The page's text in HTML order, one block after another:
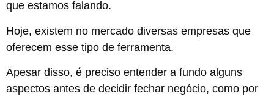
que estamos falando.
Hoje, existem no mercado diversas empresas que
oferecem esse tipo de ferramenta.
Apesar disso, é preciso entender a fundo alguns
aspectos antes de decidir fechar negócio, como por